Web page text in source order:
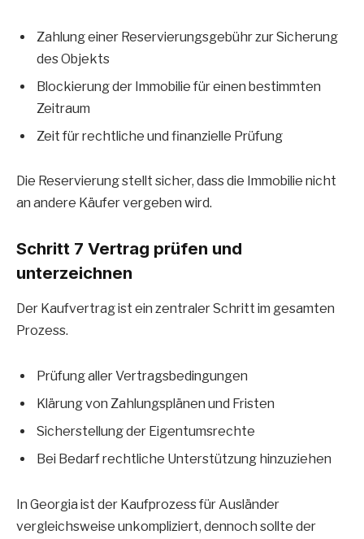
Zahlung einer Reservierungsgebühr zur Sicherung
des Objekts
Blockierung der Immobilie für einen bestimmten
Zeitraum
Zeit für rechtliche und finanzielle Prüfung
Die Reservierung stellt sicher, dass die Immobilie nicht
an andere Käufer vergeben wird.
Schritt 7 Vertrag prüfen und
unterzeichnen
Der Kaufvertrag ist ein zentraler Schritt im gesamten
Prozess.
Prüfung aller Vertragsbedingungen
Klärung von Zahlungsplänen und Fristen
Sicherstellung der Eigentumsrechte
Bei Bedarf rechtliche Unterstützung hinzuziehen
In Georgia ist der Kaufprozess für Ausländer
vergleichsweise unkompliziert, dennoch sollte der